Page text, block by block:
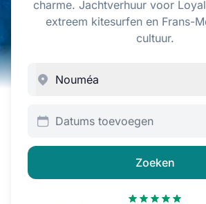
Polski
charme. Jachtverhuur voor
extreem kitesurfen en Frans-
cultuur.
Datums toevoegen
Zoeken